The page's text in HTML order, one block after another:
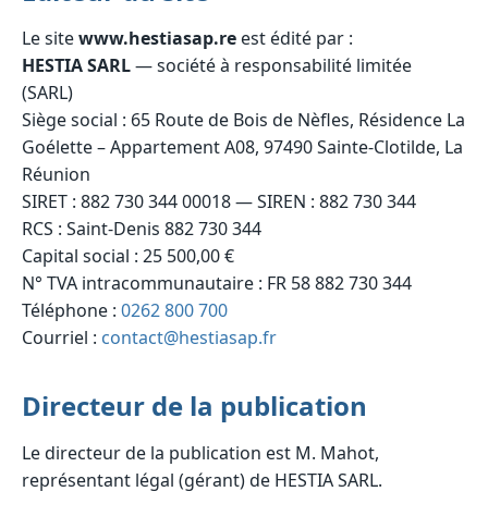
Le sitewww.hestiasap.re est édité par :
HESTIA SARL— société à responsabilité limitée
(SARL)
Siège social : 65 Route de Bois de Nèfles, Résidence La
Goélette – Appartement A08, 97490 Sainte-Clotilde, La
Réunion
SIRET : 882 730 344 00018 — SIREN : 882 730 344
RCS : Saint-Denis 882 730 344
Capital social : 25 500,00 €
N° TVA intracommunautaire : FR 58 882 730 344
Téléphone : 0262 800 700
Courriel : contact@hestiasap.fr
Directeur de la publication
Le directeur de la publication est M. Mahot,
représentant légal (gérant) de HESTIA SARL.